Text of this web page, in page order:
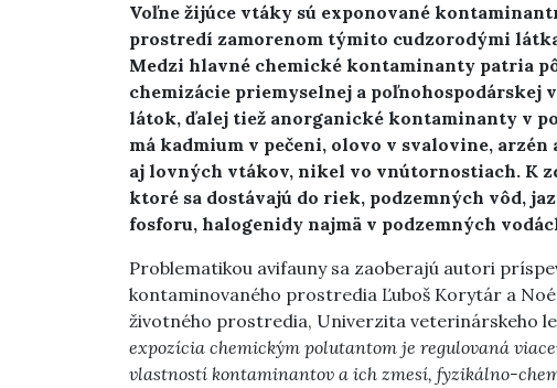
Voľne žijúce vtáky sú exponované
prostredí zamorenom týmito cudzorodými
Medzi hlavné chemické kontaminanty patria
chemizácie priemyselnej a poľnohospodárskej
látok, ďalej tiež anorganické kontaminanty v
má kadmium v pečeni, olovo v svalovine,
aj lovných vtákov, nikel vo vnútornostiach. K
ktoré sa dostávajú do riek, podzemných vôd,
fosforu, halogenidy najmä v podzemných
Problematikou avifauny sa zaoberajú autori
kontaminovaného prostredia Ľuboš Korytár a
životného prostredia, Univerzita veterinárskeho
expozícia chemickým polutantom je regulovaná
vlastností kontaminantov a ich zmesí, fyzikálno-